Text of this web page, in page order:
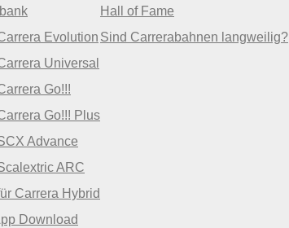
Evolution
Universal
Go!!!
Go!!! Plus
Advance
ARC
Carrera Hybrid
Download
Hall of Fame
Sind Carrerabahnen langweilig?